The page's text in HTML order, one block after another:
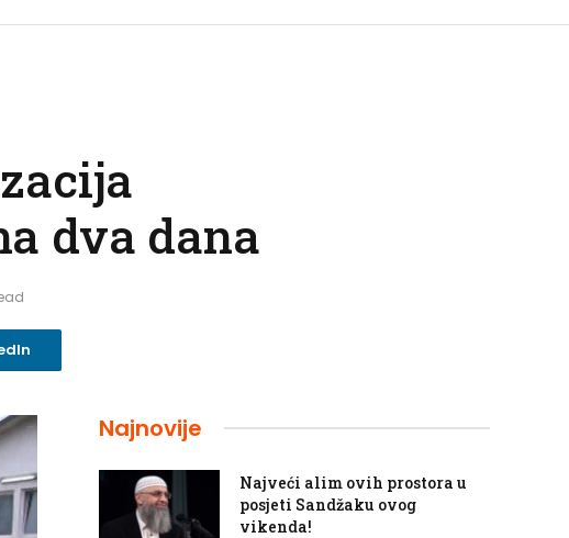
dva dana
Najnovije
Najveći alim ovih prostora u
posjeti Sandžaku ovog
vikenda!